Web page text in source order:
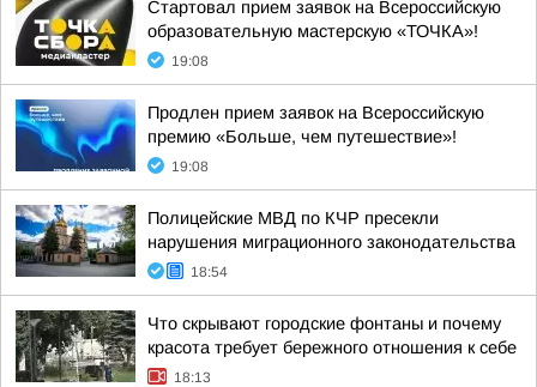
Стартовал прием заявок на Всероссийскую
образовательную мастерскую «ТОЧКА»!
19:08
Продлен прием заявок на Всероссийскую
премию «Больше, чем путешествие»!
19:08
Полицейские МВД по КЧР пресекли
нарушения миграционного законодательства
18:54
Что скрывают городские фонтаны и почему
красота требует бережного отношения к себе
18:13